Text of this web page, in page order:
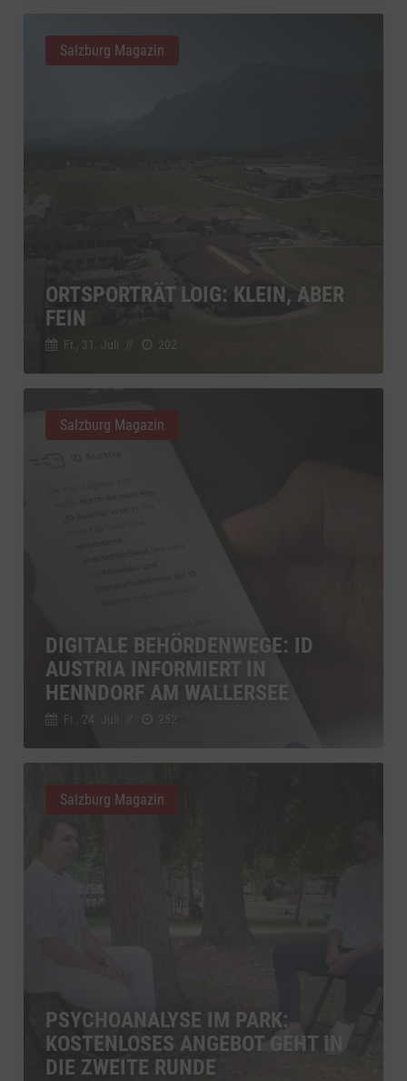
ORTSPORTRÄT LOIG: KLEIN, ABER
FEIN
Fr., 31. Juli // 202
Salzburg Magazin
DIGITALE BEHÖRDENWEGE: ID
AUSTRIA INFORMIERT IN
HENNDORF AM WALLERSEE
Fr., 24. Juli 252
Salzburg Magazin
PSYCHOANALYSE IM PARK:
KOSTENLOSES ANGEBOT GEHT IN
DIE ZWEITE RUNDE
Salzburg Magazin